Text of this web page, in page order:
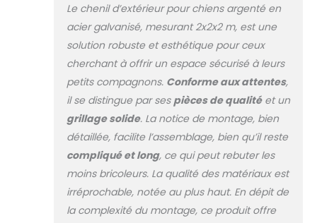
Le chenil d’extérieur pour chiens argenté en
acier galvanisé, mesurant 2x2x2 m, est une
solution robuste et esthétique pour ceux
cherchant à offrir un espace sécurisé à leurs
petits compagnons. Conforme aux attentes,
il se distingue par sespièces de qualitéet un
grillage solide. La notice de montage, bien
détaillée, facilite l’assemblage, bien qu’il reste
compliqué et long, ce qui peut rebuter les
moins bricoleurs. La qualité des matériaux est
irréprochable, notée au plus haut. En dépit de
la complexité du montage, ce produit offre